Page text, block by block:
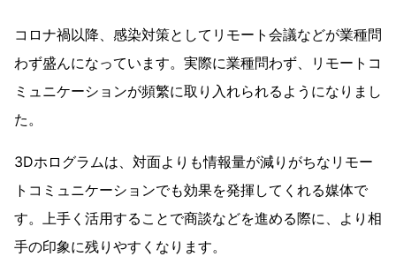
コロナ禍以降、感染対策としてリモート会議などが業種問
わず盛んになっています。実際に業種問わず、リモートコ
ミュニケーションが頻繁に取り入れられるようになりまし
た。
3Dホログラムは、対面よりも情報量が減りがちなリモー
トコミュニケーションでも効果を発揮してくれる媒体で
す。上手く活用することで商談などを進める際に、より相
手の印象に残りやすくなります。